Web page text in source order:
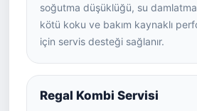
soğutma düşüklüğü, su
kötü koku ve bakım kaynaklı
için servis desteği sağlanır.
Regal Kombi Servisi